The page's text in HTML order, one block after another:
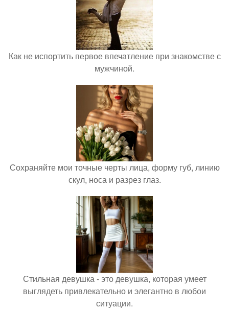
Как не испортить первое впечатление при знакомстве с
мужчиной.
Сохраняйте мои точные черты лица, форму губ, линию
скул, носа и разрез глаз.
Стильная девушка - это девушка, которая умеет
выглядеть привлекательно и элегантно в любои
ситуации.